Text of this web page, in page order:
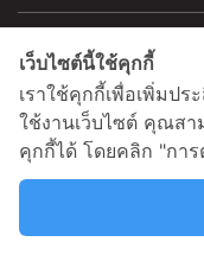
For
เว็บไซต์นี้ใช้คุกกี้
เราใช้คุกกี้เพื่อเพิ่มป
ใช้งานเว็บไซต์ คุณสา
คุกกี้ได้ โดยคลิก "กา